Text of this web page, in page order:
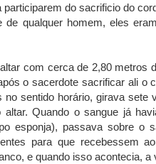
do sacrificio do
de qualquer homem, eles
com cerca de 2,80 metros
o sacerdote sacrificar ali o
sentido horário, girava sete
Quando o sangue já
esponja), passava sobre o
para que recebessem
e quando isso acontecia,